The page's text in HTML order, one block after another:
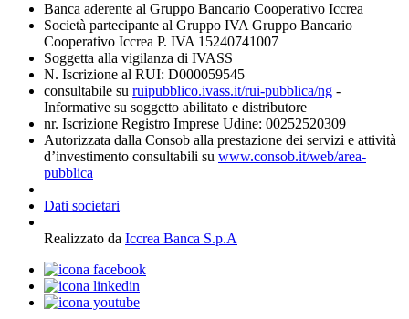
Banca aderente al Gruppo Bancario Cooperativo Iccrea
Società partecipante al Gruppo IVA Gruppo Bancario
Cooperativo Iccrea P. IVA 15240741007
Soggetta alla vigilanza di IVASS
N. Iscrizione al RUI: D000059545
consultabile su ruipubblico.ivass.it/rui-pubblica/ng -
Informative su soggetto abilitato e distributore
nr. Iscrizione Registro Imprese Udine: 00252520309
Autorizzata dalla Consob alla prestazione dei servizi e attività
d’investimento consultabili su www.consob.it/web/area-
pubblica
Dati societari
Realizzato da Iccrea Banca S.p.A